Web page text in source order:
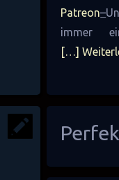
Patreon–
immer
[…]